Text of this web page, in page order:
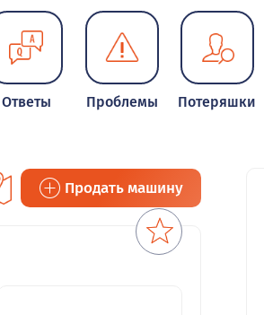
Ответы Проблемы Потеряшки
Продать машину